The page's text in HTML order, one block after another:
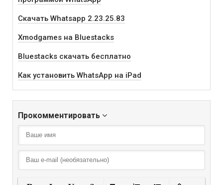
Скачать Whatsapp 2.23.25.83
Xmodgames на Bluestacks
Bluestacks скачать бесплатно
Как установить WhatsApp на iPad
Прокомментировать